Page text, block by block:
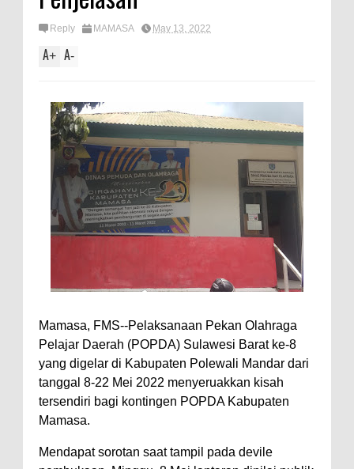
Reply MAMASA May 13, 2022
A+ A-
Mamasa, FMS--Pelaksanaan Pekan Olahraga
Pelajar Daerah (POPDA) Sulawesi Barat ke-8
yang digelar di Kabupaten Polewali Mandar dari
tanggal 8-22 Mei 2022 menyeruakkan kisah
tersendiri bagi kontingen POPDA Kabupaten
Mamasa.
Mendapat sorotan saat tampil pada devile